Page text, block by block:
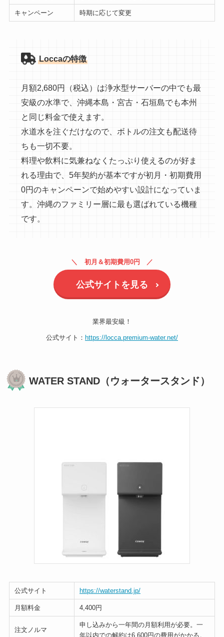
キャンペーン 時期に応じて変更
Loccaの特徴
月額2,680円（税込）は浄水型サーバーの中でも最
安級の水準で、沖縄本島・宮古・石垣島でも本州
と同じ料金で使えます。
水道水を注ぐだけなので、ボトルの注文も配送待
ちも一切不要。
料理や飲料に気兼ねなくたっぷり使えるのが好ま
れる理由で、5年契約が基本ですが初月・初期費用
0円のキャンペーンで始めやすい設計になっていま
す。沖縄のファミリー層に最も選ばれている機種
です。
初月＆初期費用0円
公式サイトを見る
業界最安級！
公式サイト： https://locca.premium-water.net/
WATER STAND（ウォータースタンド）
公式サイト https://waterstand.jp/
月額料金 4,400円
注文ノルマ
申し込みから一年間の月額利用が必要。一
年以内での解約は6,600円の費用がかかる。